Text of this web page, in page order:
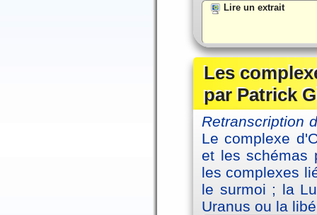
Lire un extrait
Les
par Patrick
Retranscription
Le complexe
et les schémas
les complexes
le surmoi ; la
Uranus ou la